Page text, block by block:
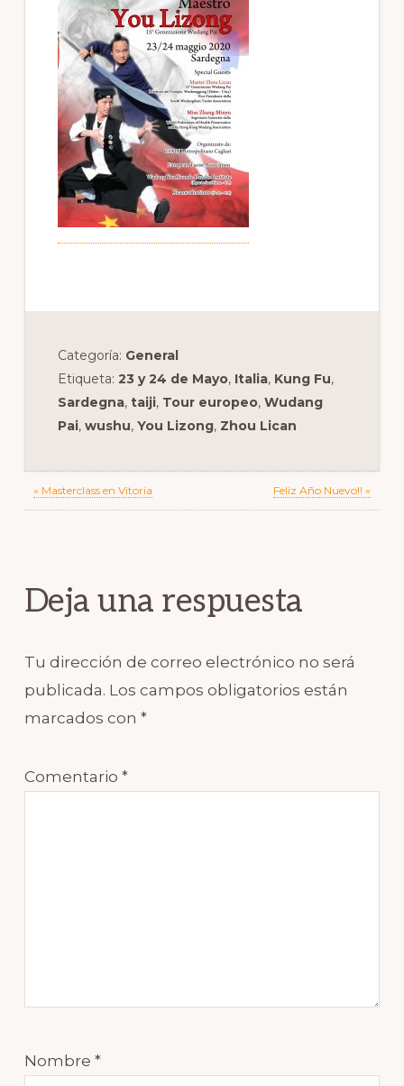
Categoría: General
Etiqueta: 23 y 24 de Mayo, Italia, Kung Fu,
Sardegna, taiji, Tour europeo, Wudang
Pai, wushu, You Lizong, Zhou Lican
Previous
Post:
« Masterclass en Vitoria
Next
Post:
Feliz Año Nuevo!! »
Deja una respuesta
Tu dirección de correo electrónico no será
publicada. Los campos obligatorios están
marcados con *
Comentario *
Nombre *